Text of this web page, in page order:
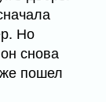
Но
снова
пошел